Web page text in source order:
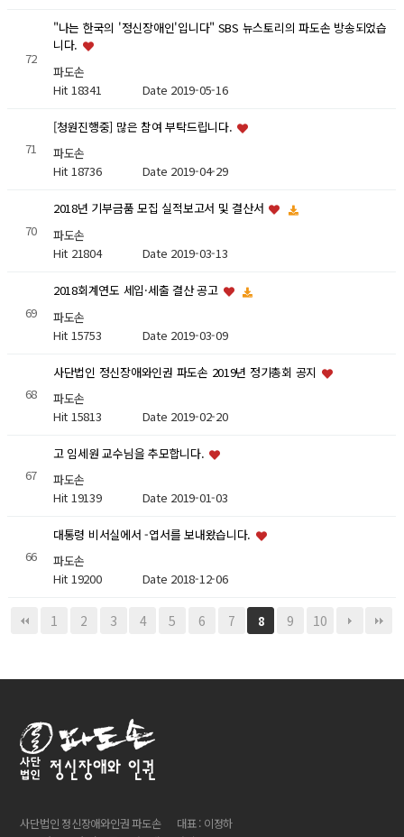
72
"나는 한국의 '정신장애인'입니다" SBS 뉴스토리의 파도손 방송되었습
니다.
파도손
Hit 18341 Date 2019-05-16
71
[청원진행중] 많은 참여 부탁드립니다.
파도손
Hit 18736 Date 2019-04-29
70
2018년 기부금품 모집 실적보고서 및 결산서
파도손
Hit 21804 Date 2019-03-13
69
2018회계연도 세입·세출 결산 공고
파도손
Hit 15753 Date 2019-03-09
68
사단법인 정신장애와인권 파도손 2019년 정기총회 공지
파도손
Hit 15813 Date 2019-02-20
67
고 임세원 교수님을 추모합니다.
파도손
Hit 19139 Date 2019-01-03
66
대통령 비서실에서 -엽서를 보내왔습니다.
파도손
Hit 19200 Date 2018-12-06
1 2 3 4 5 6 7 8 9 10
사단법인 정신장애와인권 파도손
대표 : 이정하